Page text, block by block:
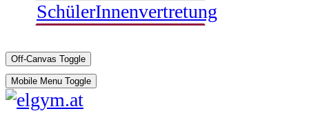
SchülerInnenvertretung
Off-Canvas Toggle
Mobile Menu Toggle